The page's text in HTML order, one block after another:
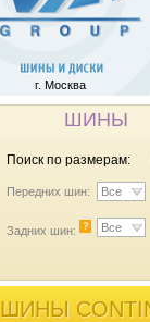
г. Москва
ШИНЫ
Поиск по размерам:
Передних шин: Все
Задних шин: ? Все
ШИНЫ